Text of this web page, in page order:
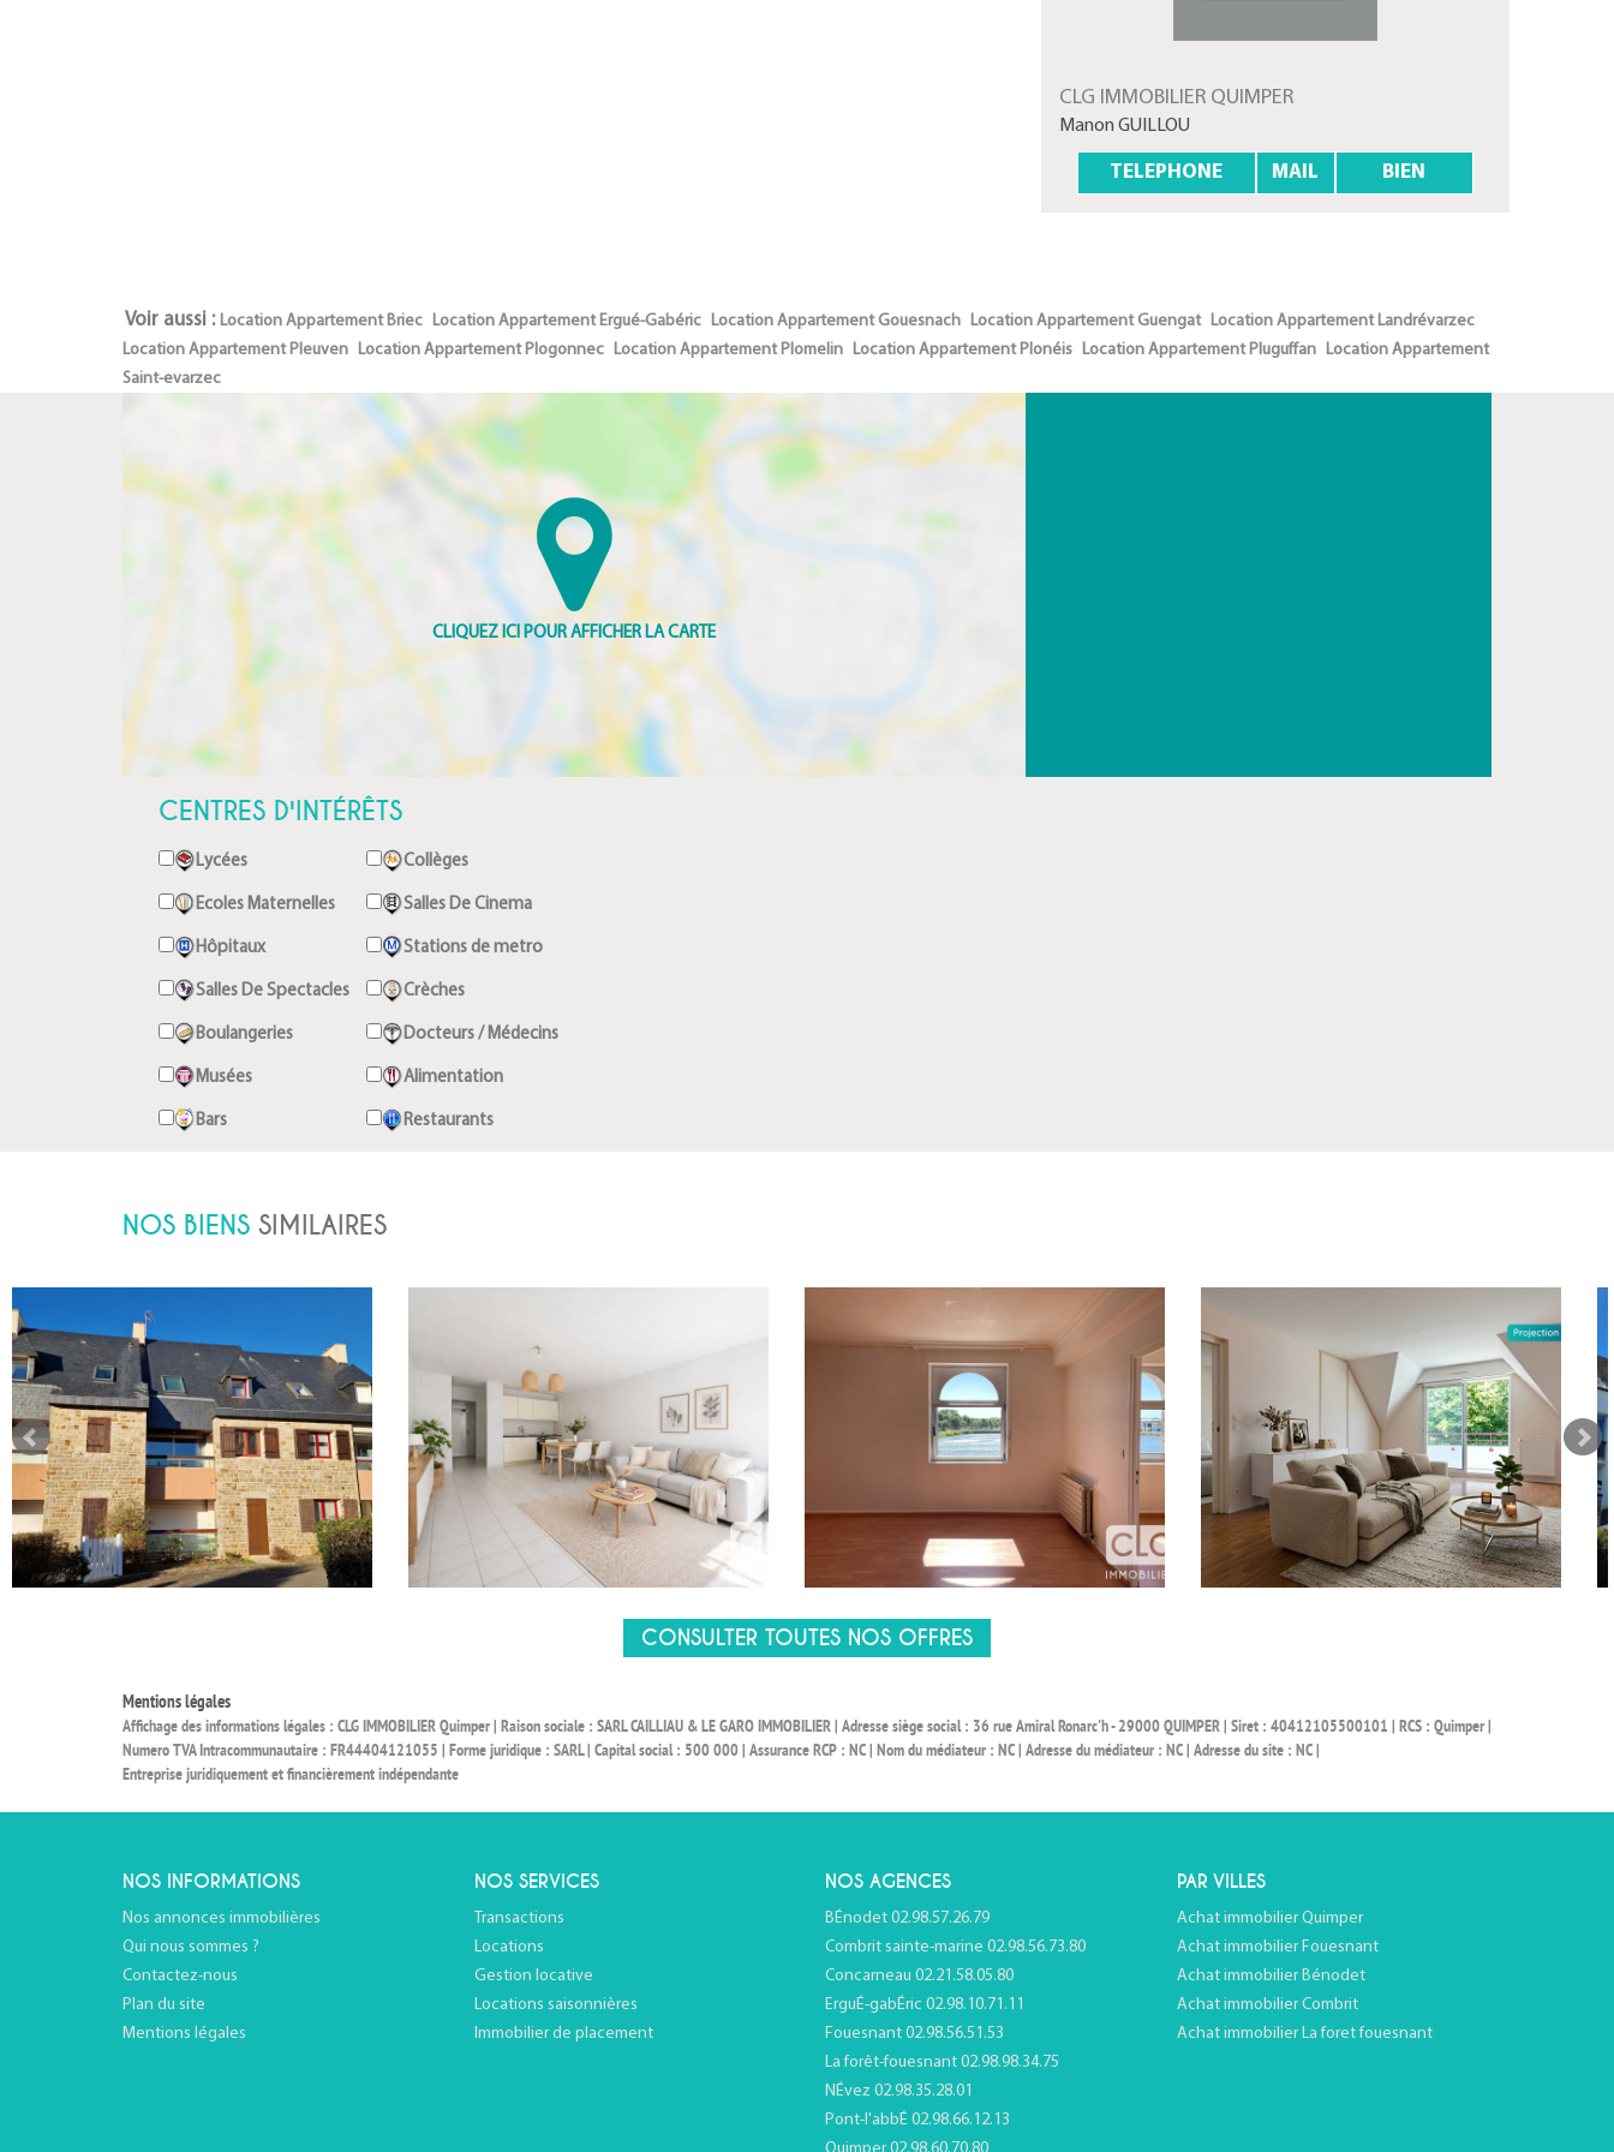
CLG IMMOBILIER QUIMPER
Manon GUILLOU
TELEPHONE MAIL BIEN
Voir aussi : Location Appartement Briec Location Appartement Ergué-Gabéric Location Appartement Gouesnach Location Appartement Guengat Location Appartement Landrévarzec
Location Appartement Pleuven Location Appartement Plogonnec Location Appartement Plomelin Location Appartement Plonéis Location Appartement Pluguffan Location Appartement
Saint-evarzec
CENTRES D'INTÉRÊTS
Lycées Collèges
Ecoles Maternelles Salles De Cinema
Hôpitaux Stations de metro
Salles De Spectacles Crèches
Boulangeries Docteurs / Médecins
Musées Alimentation
Bars Restaurants
NOS BIENS SIMILAIRES
CONSULTER TOUTES NOS OFFRES
Mentions légales
Affichage des informations légales : CLG IMMOBILIER Quimper | Raison sociale : SARL CAILLIAU & LE GARO IMMOBILIER | Adresse siège social : 36 rue Amiral Ronarc'h - 29000 QUIMPER | Siret : 40412105500101 | RCS : Quimper |
Numero TVA Intracommunautaire : FR44404121055 | Forme juridique : SARL | Capital social : 500 000 | Assurance RCP : NC | Nom du médiateur : NC | Adresse du médiateur : NC | Adresse du site : NC |
Entreprise juridiquement et financièrement indépendante
NOS INFORMATIONS
Nos annonces immobilières
Qui nous sommes ?
Contactez-nous
Plan du site
Mentions légales
NOS SERVICES
Transactions
Locations
Gestion locative
Locations saisonnières
Immobilier de placement
NOS AGENCES
BÉnodet 02.98.57.26.79
Combrit sainte-marine 02.98.56.73.80
Concarneau 02.21.58.05.80
ErguÉ-gabÉric 02.98.10.71.11
Fouesnant 02.98.56.51.53
La forêt-fouesnant 02.98.98.34.75
NÉvez 02.98.35.28.01
Pont-l'abbÉ 02.98.66.12.13
PAR VILLES
Achat immobilier Quimper
Achat immobilier Fouesnant
Achat immobilier Bénodet
Achat immobilier Combrit
Achat immobilier La foret fouesnant